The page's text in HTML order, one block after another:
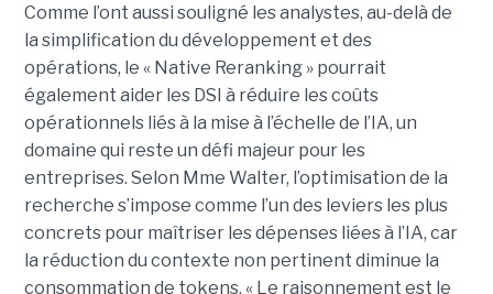
Comme l’ont aussi souligné les analystes, au-delà de
la simplification du développement et des
opérations, le « Native Reranking » pourrait
également aider les DSI à réduire les coûts
opérationnels liés à la mise à l’échelle de l’IA, un
domaine qui reste un défi majeur pour les
entreprises. Selon Mme Walter, l’optimisation de la
recherche s’impose comme l’un des leviers les plus
concrets pour maîtriser les dépenses liées à l’IA, car
la réduction du contexte non pertinent diminue la
consommation de tokens. « Le raisonnement est le